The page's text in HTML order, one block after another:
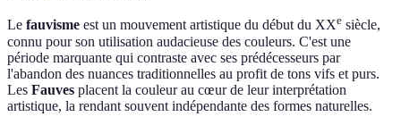
Le fauvisme est un mouvement artistique du début du XXe siècle,
connu pour son utilisation audacieuse des couleurs. C'est une
période marquante qui contraste avec ses prédécesseurs par
l'abandon des nuances traditionnelles au profit de tons vifs et purs.
Les Fauves placent la couleur au cœur de leur interprétation
artistique, la rendant souvent indépendante des formes naturelles.